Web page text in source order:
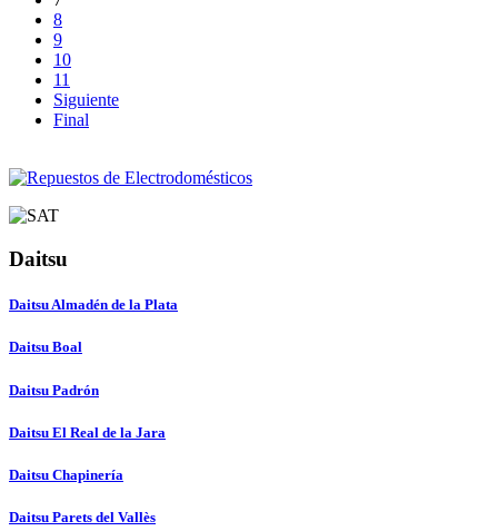
8
9
10
11
Siguiente
Final
Daitsu
Daitsu Almadén de la Plata
Daitsu Boal
Daitsu Padrón
Daitsu El Real de la Jara
Daitsu Chapinería
Daitsu Parets del Vallès